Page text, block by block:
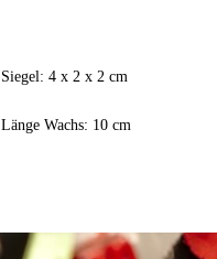
Siegel: 4 x 2 x 2 cm
Länge Wachs: 10 cm